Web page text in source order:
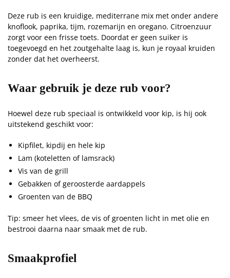
Deze rub is een kruidige, mediterrane mix met onder andere
knoflook, paprika, tijm, rozemarijn en oregano. Citroenzuur
zorgt voor een frisse toets. Doordat er geen suiker is
toegevoegd en het zoutgehalte laag is, kun je royaal kruiden
zonder dat het overheerst.
Waar gebruik je deze rub voor?
Hoewel deze rub speciaal is ontwikkeld voor kip, is hij ook
uitstekend geschikt voor:
Kipfilet, kipdij en hele kip
Lam (koteletten of lamsrack)
Vis van de grill
Gebakken of geroosterde aardappels
Groenten van de BBQ
Tip: smeer het vlees, de vis of groenten licht in met olie en
bestrooi daarna naar smaak met de rub.
Smaakprofiel